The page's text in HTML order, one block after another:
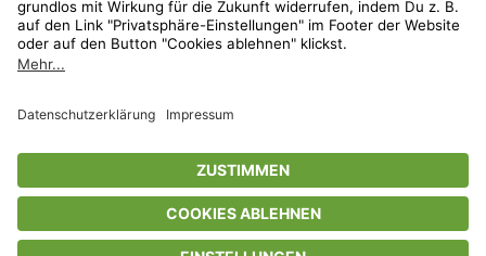
* Streichpreise entsprechen der unverbindlichen Preisempfehlung des
Herstellers. Prozentangaben beziehen sich auf den Streichpreis.
Freunde-Aktionen findest Du unterwww.limango.de/einladen